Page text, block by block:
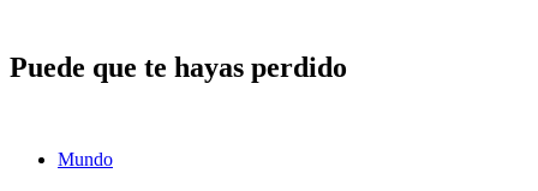
Puede que te hayas perdido
Mundo